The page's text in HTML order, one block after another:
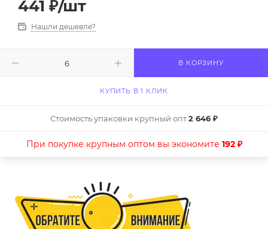
441 ₽/шт
Нашли дешевле?
В КОРЗИНУ
КУПИТЬ В 1 КЛИК
Стоимость упаковки крупный опт2 646 ₽
При покупке крупным оптом вы экономите 192 ₽